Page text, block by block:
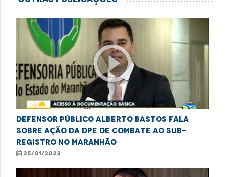
play_circle_outline
Defensor público Alberto Bastos fala
sobre ação da DPE de combate ao sub-
registro no Maranhão
25/01/2023